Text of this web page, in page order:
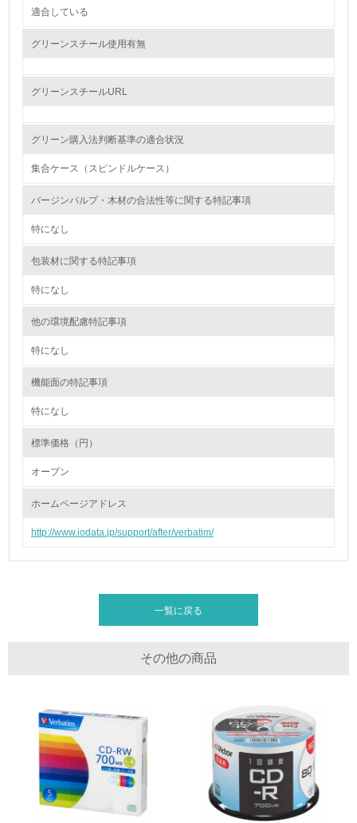
自社に関係する主要な環境法規制を把握し、順守している
かしている
6.
従業員が環境方針に基づいて自分の業務の中で行うべき環
→ 導入している規格名
第三者認証を取得している
2.環境への取り組み
油、ガス）の使用量削減の取り組みを行っている
<L2> 資源とエネルギーの使用量の把握をし、具体的な削
<L1> 環境配慮型製品・サービスの製造・販売を積極的に
行っている
<L2> 環境配慮型製品・サービスの製造・販売状況を把握
し、具体的な販売目標や計画を立てている
適合している
グリーンスチール使用有無
グリーンスチールURL
グリーン購入法判断基準の適合状況
集合ケース（スピンドルケース）
バージンパルプ・木材の合法性等に関する特記事項
特になし
包装材に関する特記事項
特になし
他の環境配慮特記事項
特になし
機能面の特記事項
特になし
標準価格（円）
オープン
ホームページアドレス
http://www.iodata.jp/support/after/verbatim/
一覧に戻る
その他の商品